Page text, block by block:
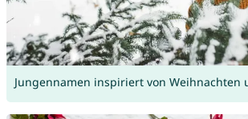
Jungennamen inspiriert von Weihnachten